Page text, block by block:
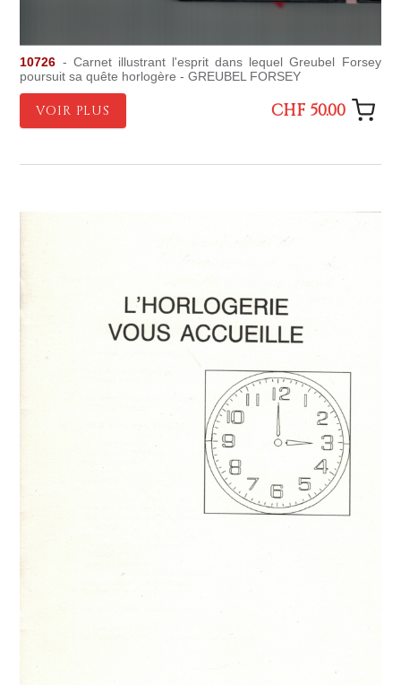
10726 - Carnet illustrant l'esprit dans lequel Greubel Forsey
poursuit sa quête horlogère - GREUBEL FORSEY
VOIR PLUS CHF 50.00